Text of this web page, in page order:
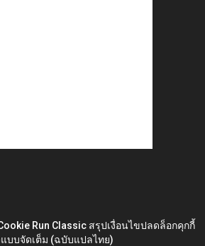
Run Classic สรุปเงื่อนไขปลดล็อกคุกกี้
บบจัดเต็ม (ฉบับแปลไทย)